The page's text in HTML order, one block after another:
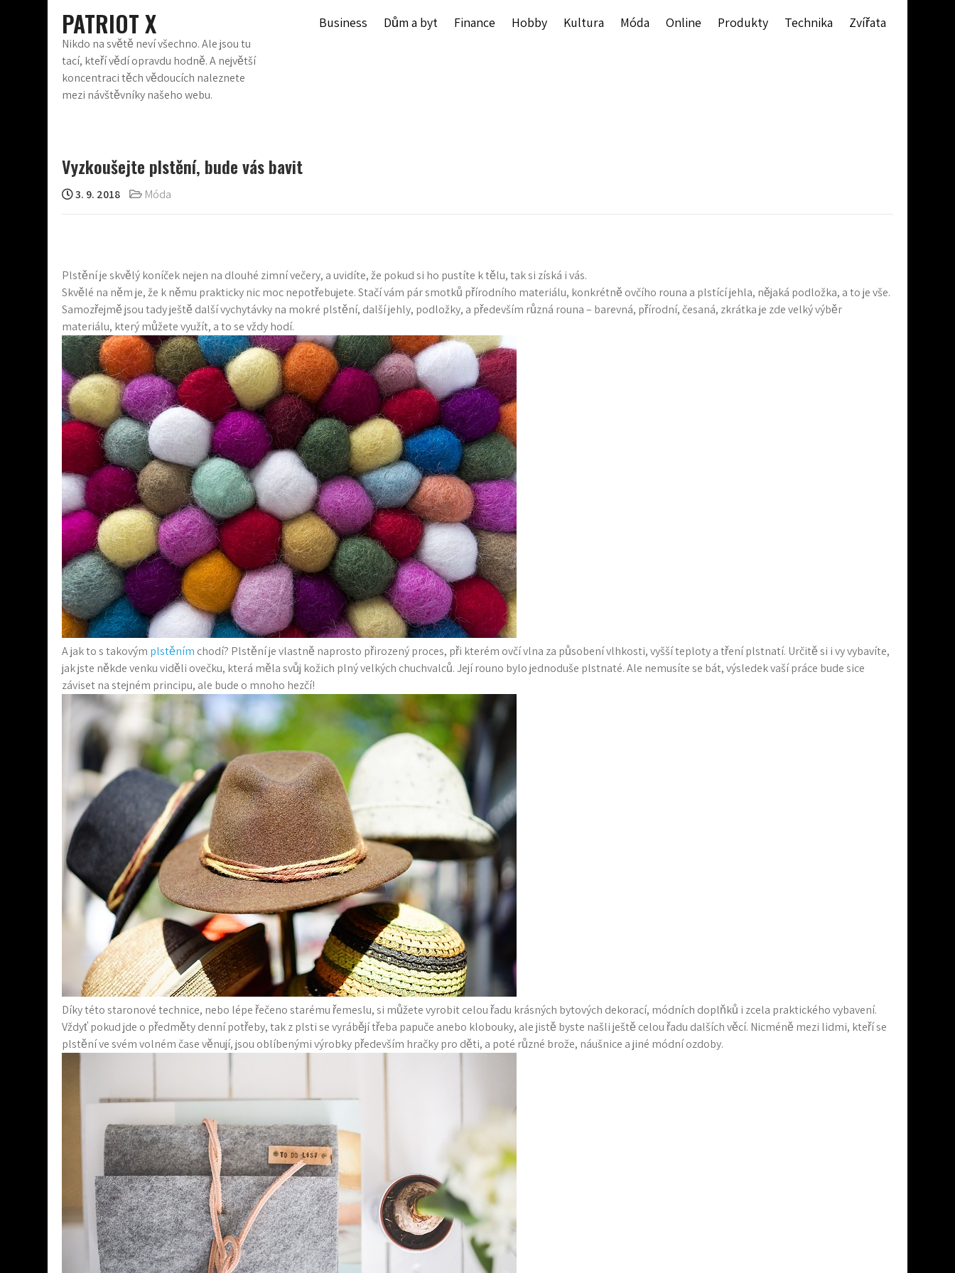
PATRIOT X
Nikdo na světě neví všechno. Ale jsou tu
tací, kteří vědí opravdu hodně. A největší
koncentraci těch vědoucích naleznete
mezi návštěvníky našeho webu.
Business Dům a byt Finance Hobby Kultura Móda Online Produkty Technika Zvířata
Vyzkoušejte plstění, bude vás bavit
3. 9. 2018 Móda
Plstění je skvělý koníček nejen na dlouhé zimní večery, a uvidíte, že pokud si ho pustíte k tělu, tak si získá i vás.
Skvělé na něm je, že k němu prakticky nic moc nepotřebujete. Stačí vám pár smotků přírodního materiálu, konkrétně ovčího rouna a plstící jehla, nějaká podložka, a to je vše.
Samozřejmě jsou tady ještě další vychytávky na mokré plstění, další jehly, podložky, a především různá rouna – barevná, přírodní, česaná, zkrátka je zde velký výběr
materiálu, který můžete využít, a to se vždy hodí.
A jak to s takovým plstěním chodí? Plstění je vlastně naprosto přirozený proces, při kterém ovčí vlna za působení vlhkosti, vyšší teploty a tření plstnatí. Určitě si i vy vybavíte,
jak jste někde venku viděli ovečku, která měla svůj kožich plný velkých chuchvalců. Její rouno bylo jednoduše plstnaté. Ale nemusíte se bát, výsledek vaší práce bude sice
záviset na stejném principu, ale bude o mnoho hezčí!
Díky této staronové technice, nebo lépe řečeno starému řemeslu, si můžete vyrobit celou řadu krásných bytových dekorací, módních doplňků i zcela praktického vybavení.
Vždyť pokud jde o předměty denní potřeby, tak z plsti se vyrábějí třeba papuče anebo klobouky, ale jistě byste našli ještě celou řadu dalších věcí. Nicméně mezi lidmi, kteří se
plstění ve svém volném čase věnují, jsou oblíbenými výrobky především hračky pro děti, a poté různé brože, náušnice a jiné módní ozdoby.